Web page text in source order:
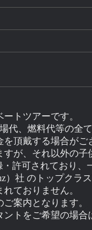
トツアーです。
代、燃料代等の全
頂戴する場合がご
が、それ以外の
許可されており、
）社 のトップクラ
ておりません。
案内となります。
トをご希望の場合